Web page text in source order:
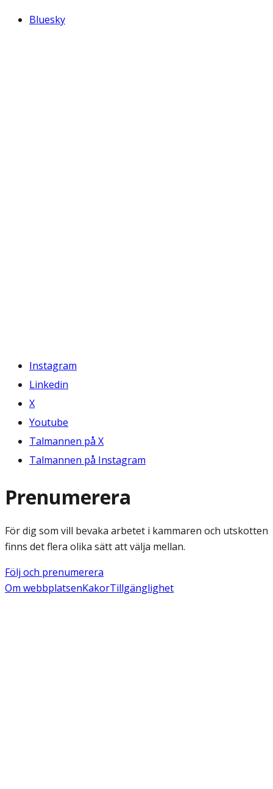
Bluesky
Instagram
Linkedin
X
Youtube
Talmannen på X
Talmannen på Instagram
Prenumerera
För dig som vill bevaka arbetet i kammaren och utskotten
finns det flera olika sätt att välja mellan.
Följ och prenumerera
Om webbplatsenKakorTillgänglighet